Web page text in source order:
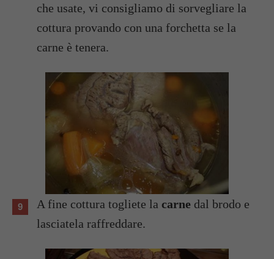
che usate, vi consigliamo di sorvegliare la
cottura provando con una forchetta se la
carne è tenera.
A fine cottura togliete la carne dal brodo e
lasciatela raffreddare.